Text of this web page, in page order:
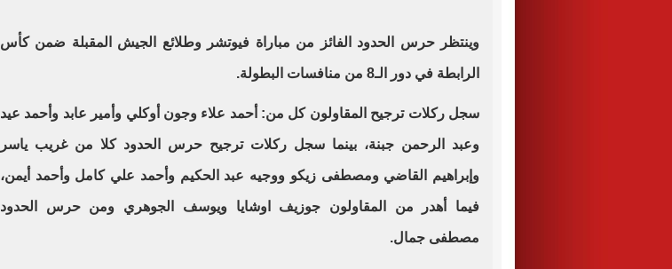
وينتظر حرس الحدود الفائز من مباراة فيوتشر وطلائع الجيش المقبلة ضمن كأس
الرابطة في دور الـ8 من منافسات البطولة.
سجل ركلات ترجيح المقاولون كل من: أحمد علاء وجون أوكلي وأمير عابد وأحمد عيد
وعبد الرحمن جبنة، بينما سجل ركلات ترجيح حرس الحدود كلا من غريب ياسر
وإبراهيم القاضي ومصطفى زيكو ووجيه عبد الحكيم وأحمد علي كامل وأحمد أيمن،
فيما أهدر من المقاولون جوزيف اوشايا ويوسف الجوهري ومن حرس الحدود
مصطفى جمال.